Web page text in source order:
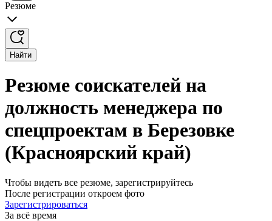
Резюме
Найти
Резюме соискателей на
должность менеджера по
спецпроектам в Березовке
(Красноярский край)
Чтобы видеть все резюме, зарегистрируйтесь
После регистрации откроем фото
Зарегистрироваться
За всё время